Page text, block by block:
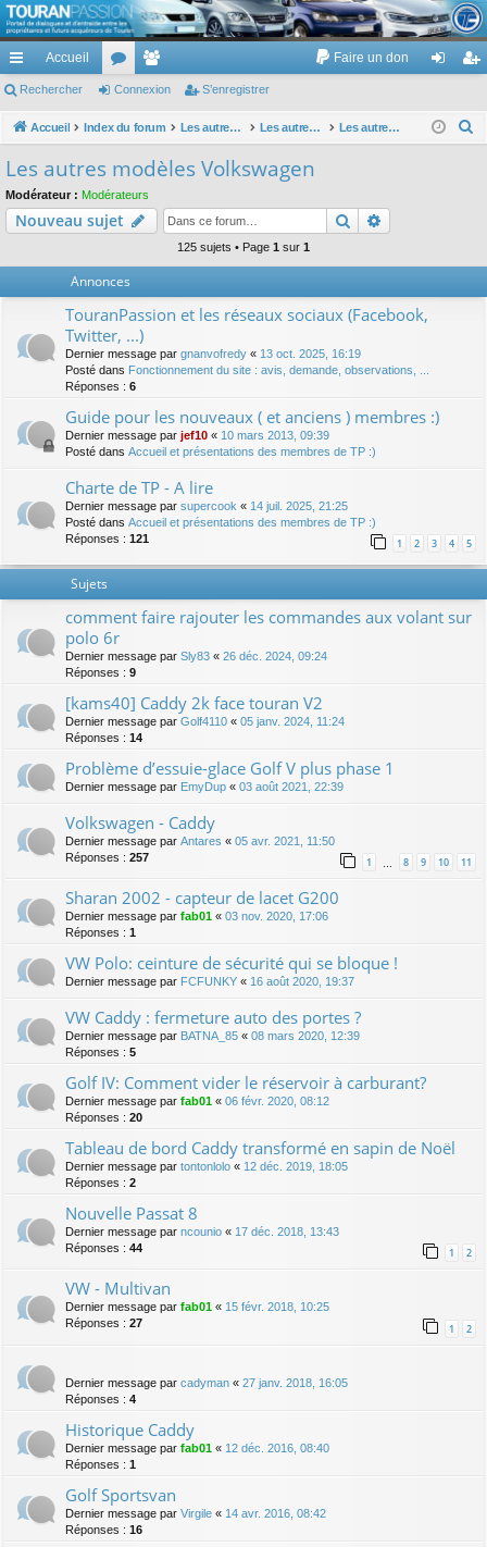
TouranPassion
Le forum des propriétaires ou futurs acquéreurs du Volkswagen Touran
cc
ès
pi
de
Accueil
or
u
e
m
Faire un don
ne nr
Rechercher Connexion S’enregistrer
Accueil Index du forum Les autres voitures et ce qui touche à la voiture Les autres modèles du groupe VW Les autres modèles Volkswagen
c
Les autres modèles Volkswagen
Modérateur : Modérateurs
Nouveau sujet Rechercher
125 sujets • Page 1 sur 1
Annonces
TouranPassion et les réseaux sociaux (Facebook,
Twitter, ...)
Dernier message par gnanvofredy « 13 oct. 2025, 16:19
Posté dans Fonctionnement du site : avis, demande, observations, ...
Réponses : 6
Guide pour les nouveaux ( et anciens ) membres :)
Dernier message par jef10 « 10 mars 2013, 09:39
Posté dans Accueil et présentations des membres de TP :)
Charte de TP - A lire
Dernier message par supercook « 14 juil. 2025, 21:25
Posté dans Accueil et présentations des membres de TP :)
Réponses : 121 1 2 3 4 5
Sujets
comment faire rajouter les commandes aux volant sur
polo 6r
Dernier message par Sly83 « 26 déc. 2024, 09:24
Réponses : 9
[kams40] Caddy 2k face touran V2
Dernier message par Golf4110 « 05 janv. 2024, 11:24
Réponses : 14
Problème d’essuie-glace Golf V plus phase 1
Dernier message par EmyDup « 03 août 2021, 22:39
Volkswagen - Caddy
Dernier message par Antares « 05 avr. 2021, 11:50
Réponses : 257 1 … 8 9 10 11
Sharan 2002 - capteur de lacet G200
Dernier message par fab01 « 03 nov. 2020, 17:06
Réponses : 1
VW Polo: ceinture de sécurité qui se bloque !
Dernier message par FCFUNKY « 16 août 2020, 19:37
VW Caddy : fermeture auto des portes ?
Dernier message par BATNA_85 « 08 mars 2020, 12:39
Réponses : 5
Golf IV: Comment vider le réservoir à carburant?
Dernier message par fab01 « 06 févr. 2020, 08:12
Réponses : 20
Tableau de bord Caddy transformé en sapin de Noël
Dernier message par tontonlolo « 12 déc. 2019, 18:05
Réponses : 2
Nouvelle Passat 8
Dernier message par ncounio « 17 déc. 2018, 13:43
Réponses : 44 1 2
VW - Multivan
Dernier message par fab01 « 15 févr. 2018, 10:25
Réponses : 27 1 2
Dernier message par cadyman « 27 janv. 2018, 16:05
Réponses : 4
Historique Caddy
Dernier message par fab01 « 12 déc. 2016, 08:40
Réponses : 1
Golf Sportsvan
Dernier message par Virgile « 14 avr. 2016, 08:42
Réponses : 16